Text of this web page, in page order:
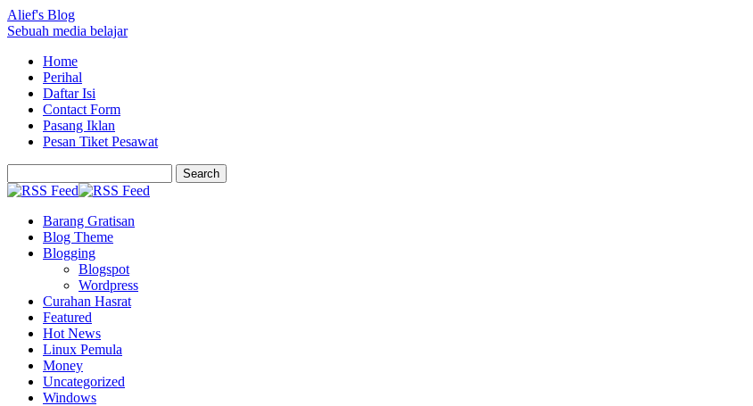
Alief's Blog
Sebuah media belajar
Home
Perihal
Daftar Isi
Contact Form
Pasang Iklan
Pesan Tiket Pesawat
Barang Gratisan
Blog Theme
Blogging
Blogspot
Wordpress
Curahan Hasrat
Featured
Hot News
Linux Pemula
Money
Uncategorized
Windows